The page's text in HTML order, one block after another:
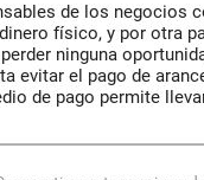
de los negocios
físico, y por otra
ninguna
evitar el pago de
de pago permite